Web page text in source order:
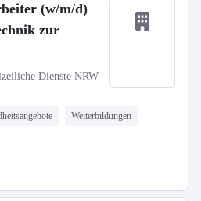
(w/m/d)
zur
Dienste NRW
Weiterbildungen